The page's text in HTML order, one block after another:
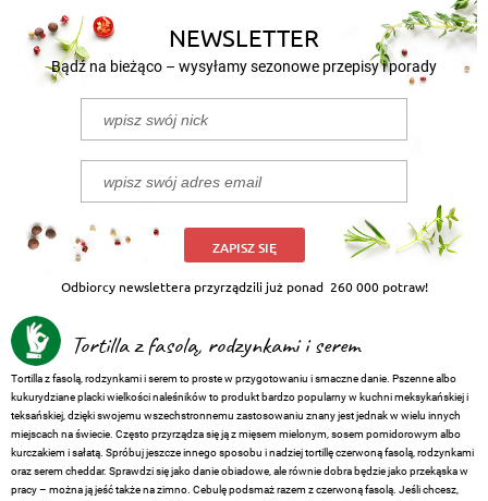
NEWSLETTER
Bądź na bieżąco – wysyłamy sezonowe przepisy i porady
ZAPISZ SIĘ
Odbiorcy newslettera przyrządzili już ponad 260 000 potraw!
Tortilla z fasolą, rodzynkami i serem
Tortilla z fasolą, rodzynkami i serem to proste w przygotowaniu i smaczne danie. Pszenne albo
kukurydziane placki wielkości naleśników to produkt bardzo popularny w kuchni meksykańskiej i
teksańskiej, dzięki swojemu wszechstronnemu zastosowaniu znany jest jednak w wielu innych
miejscach na świecie. Często przyrządza się ją z mięsem mielonym, sosem pomidorowym albo
kurczakiem i sałatą. Spróbuj jeszcze innego sposobu i nadziej tortillę czerwoną fasolą, rodzynkami
oraz serem cheddar. Sprawdzi się jako danie obiadowe, ale równie dobra będzie jako przekąska w
pracy – można ją jeść także na zimno. Cebulę podsmaż razem z czerwoną fasolą. Jeśli chcesz,